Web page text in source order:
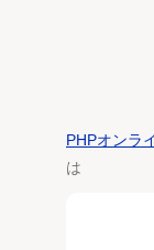
PHPオンラ
は